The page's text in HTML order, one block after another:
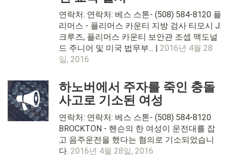
연락처: 연락처: 베스 스톤- (508) 584-8120 플
리머스 - 플리머스 카운티 지방 검사 티모시 J.
크루즈, 플리머스 카운티 보안관 조셉 맥도널
드 주니어 및 미국 법무부... | 2016년 4월 28
일, 2016
하노버에서 주자를 죽인 충돌
사고로 기소된 여성
연락처: 연락처: 베스 스톤- (508) 584-8120
BROCKTON - 핸슨의 한 여성이 운전대를 잡
고 음주운전을 했다는 혐의로 기소되었습니
다. 2016년 4월 28일, 2016